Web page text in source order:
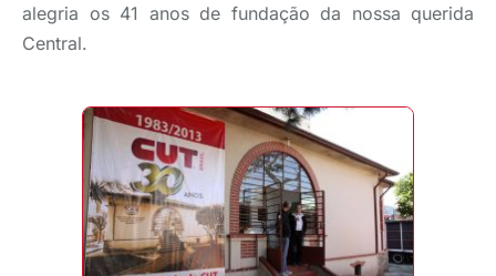
alegria os 41 anos de fundação da nossa querida
Central.